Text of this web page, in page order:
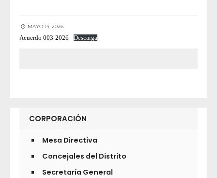
MAYO 14, 2026
Acuerdo 003-2026 Descarga
CORPORACIÓN
Mesa Directiva
Concejales del Distrito
Secretaría General